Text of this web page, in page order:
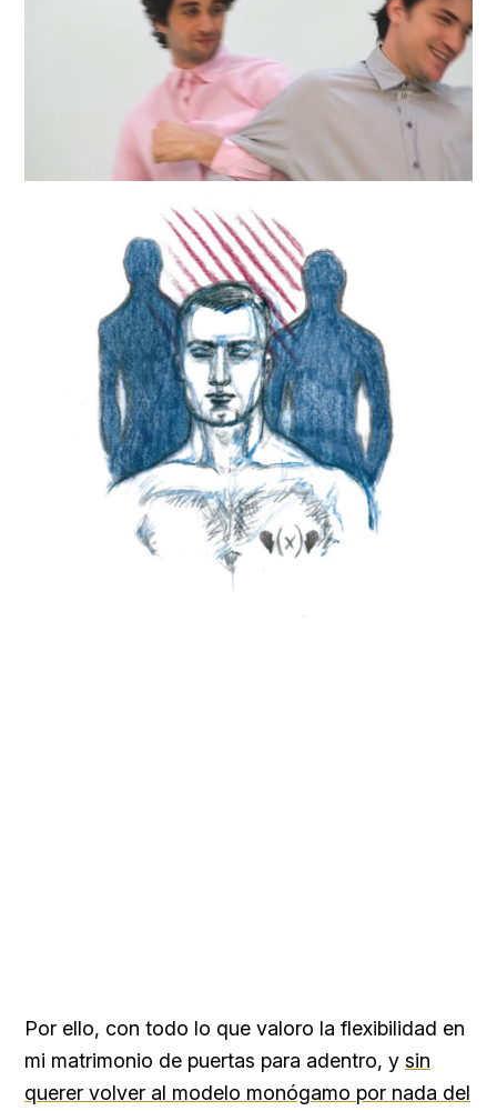
Unmute Loaded
91.74%
Por ello, con todo lo que valoro la flexibilidad en
mi matrimonio de puertas para adentro, y sin
querer volver al modelo monógamo por nada del